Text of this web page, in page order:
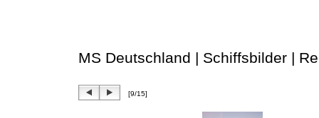
[9/15]
MS Deutschland | Schiffsbilder |